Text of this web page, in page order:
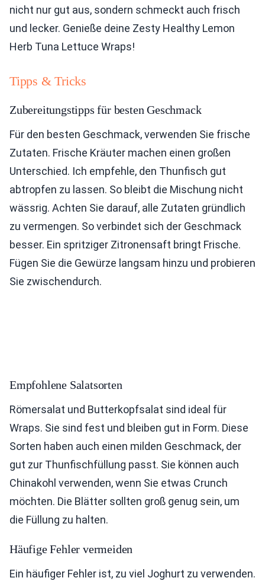
nicht nur gut aus, sondern schmeckt auch frisch
und lecker. Genieße deine Zesty Healthy Lemon
Herb Tuna Lettuce Wraps!
Tipps & Tricks
Zubereitungstipps für besten Geschmack
Für den besten Geschmack, verwenden Sie frische
Zutaten. Frische Kräuter machen einen großen
Unterschied. Ich empfehle, den Thunfisch gut
abtropfen zu lassen. So bleibt die Mischung nicht
wässrig. Achten Sie darauf, alle Zutaten gründlich
zu vermengen. So verbindet sich der Geschmack
besser. Ein spritziger Zitronensaft bringt Frische.
Fügen Sie die Gewürze langsam hinzu und probieren
Sie zwischendurch.
Empfohlene Salatsorten
Römersalat und Butterkopfsalat sind ideal für
Wraps. Sie sind fest und bleiben gut in Form. Diese
Sorten haben auch einen milden Geschmack, der
gut zur Thunfischfüllung passt. Sie können auch
Chinakohl verwenden, wenn Sie etwas Crunch
möchten. Die Blätter sollten groß genug sein, um
die Füllung zu halten.
Häufige Fehler vermeiden
Ein häufiger Fehler ist, zu viel Joghurt zu verwenden.